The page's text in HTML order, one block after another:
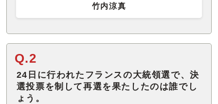
竹内涼真
Q.2
24日に行われたフランスの大統領選で、決
選投票を制して再選を果たしたのは誰でし
ょう。